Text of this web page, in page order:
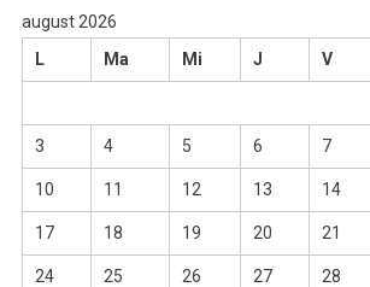
august 2026
L
Ma Mi J V
3 4 5 6 7
10 11 12 13 14
17 18 19 20 21
24 25 26 27 28